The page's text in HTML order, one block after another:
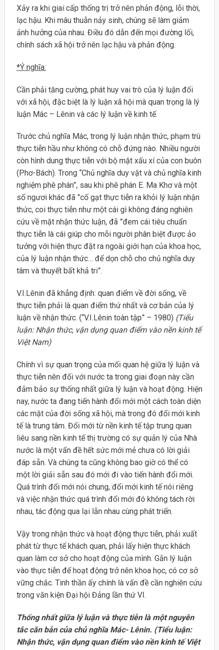
Xảy ra khi giai cấp thống trị trở nên phản động, lỗi thời,
lạc hậu. Khi mâu thuẫn nảy sinh, chúng sẽ làm giảm
ảnh hưởng của nhau. Điều đó dẫn đến mọi đường lối,
chính sách xã hội trở nên lạc hậu và phản động.
*Ý nghĩa:
Cần phải tăng cường, phát huy vai trò của lý luận đối
với xã hội, đặc biệt là lý luận xã hội mà quan trọng là lý
luận Mác – Lênin và các lý luận về kinh tế.
Trước chủ nghĩa Mác, trong lý luận nhận thức, phạm trù
thực tiễn hầu như không có chỗ đứng nào. Nhiều người
còn hình dung thực tiễn với bộ mặt xấu xí của con buôn
(Phơ-Bách). Trong “Chủ nghĩa duy vật và chủ nghĩa kinh
nghiệm phê phán”, sau khi phê phán E. Ma Khơ và một
số ngươi khác đã ”cố gạt thực tiễn ra khỏi lý luận nhận
thức, coi thực tiễn như một cái gì không đáng nghiên
cứu về mặt nhận thức luận, đã ”đem cái tiêu chuẩn
thực tiễn là cái giúp cho mỗi người phân biệt được ảo
tưởng với hiện thực đặt ra ngoài giới hạn của khoa học,
của lý luận nhận thức… để dọn chỗ cho chủ nghĩa duy
tâm và thuyết bất khả tri”.
V.I.Lênin đã khẳng định: quan điểm về đời sống, về
thực tiễn phải là quan điểm thứ nhất và cơ bản của lý
luận về nhận thức. (“V.I.Lênin toàn tập” – 1980) (Tiểu
luận: Nhận thức, vận dụng quan điểm vào nền kinh tế
Việt Nam)
Chính vì sự quan trọng của mối quan hệ giữa lý luận và
thực tiễn nên đối với nước ta trong giai đoạn này cần
đảm bảo sự thống nhất giữa lý luận và hoạt động. Hiện
nay, nước ta đang tiến hành đổi mới một cách toàn diện
các mặt của đời sống xã hội, mà trong đó đổi mới kinh
tế là trung tâm. Đổi mới từ nền kinh tế tập trung quan
liêu sang nền kinh tế thị trường có sự quản lý của Nhà
nước là một vấn đề hết sức mới mẻ chưa có lời giải
đáp sẵn. Và chúng ta cũng không bao giờ có thể có
một lời giải sẵn sau đó mới đi vào tiến hành đổi mới.
Quá trình đổi mới nói chung, đổi mới kinh tế nói riêng
và việc nhận thức quá trình đổi mới đó không tách rời
nhau, tác động qua lại lẫn nhau cùng phát triển.
Vậy trong nhận thức và hoạt động thực tiễn, phải xuất
phát từ thực tế khách quan, phải lấy hiện thực khách
quan làm cơ sở cho hoạt động của mình. Gắn lý luận
vào thực tiễn để hoạt động trở nên khoa học, có cơ sở
vững chắc. Tinh thần ấy chính là vấn đề cần nghiên cứu
trong văn kiện Đại hội Đảng lần thứ VI.
Thống nhất giữa lý luận và thực tiễn là một nguyên
tắc căn bản của chủ nghĩa Mác- Lênin. (Tiểu luận:
Nhận thức, vận dụng quan điểm vào nền kinh tế Việt